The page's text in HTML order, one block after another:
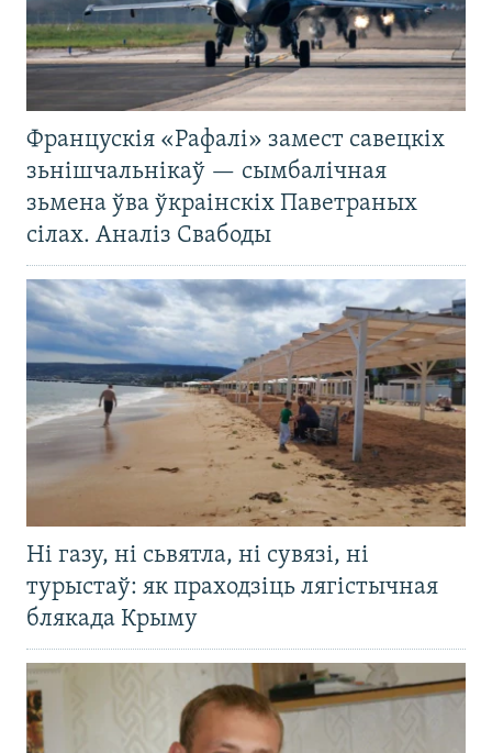
Францускія «Рафалі» замест савецкіх
зьнішчальнікаў — сымбалічная
зьмена ўва ўкраінскіх Паветраных
сілах. Аналіз Свабоды
Ні газу, ні сьвятла, ні сувязі, ні
турыстаў: як праходзіць лягістычная
блякада Крыму